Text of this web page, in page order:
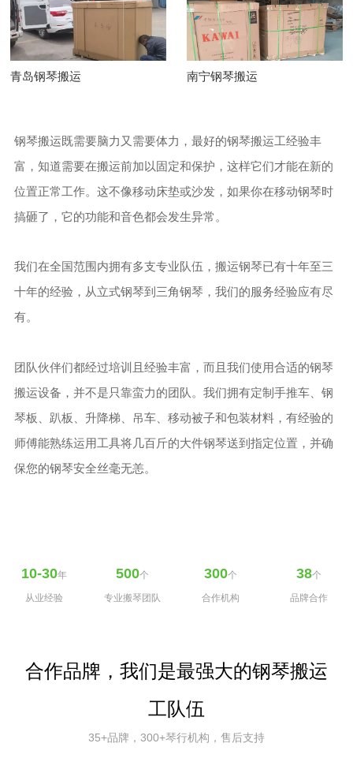
青岛钢琴搬运 南宁钢琴搬运
钢琴搬运既需要脑力又需要体力，最好的钢琴搬运工经验丰
富，知道需要在搬运前加以固定和保护，这样它们才能在新的
位置正常工作。这不像移动床垫或沙发，如果你在移动钢琴时
搞砸了，它的功能和音色都会发生异常。
我们在全国范围内拥有多支专业队伍，搬运钢琴已有十年至三
十年的经验，从立式钢琴到三角钢琴，我们的服务经验应有尽
有。
团队伙伴们都经过培训且经验丰富，而且我们使用合适的钢琴
搬运设备，并不是只靠蛮力的团队。我们拥有定制手推车、钢
琴板、趴板、升降梯、吊车、移动被子和包装材料，有经验的
师傅能熟练运用工具将几百斤的大件钢琴送到指定位置，并确
保您的钢琴安全丝毫无恙。
10-30年
从业经验
500个
专业搬琴团队
300个
合作机构
38个
品牌合作
合作品牌，我们是最强大的钢琴搬运
工队伍
35+品牌，300+琴行机构，售后支持